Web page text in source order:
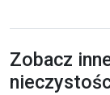
Zobacz